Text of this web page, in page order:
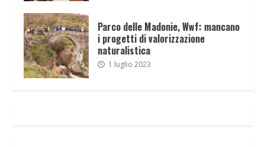
Parco delle Madonie, Wwf: mancano
i progetti di valorizzazione
naturalistica
1 luglio 2023